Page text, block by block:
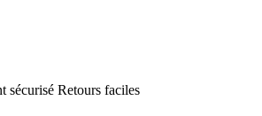
sécurisé Retours faciles